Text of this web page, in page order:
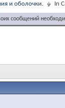
и оболочки. In
сообщений